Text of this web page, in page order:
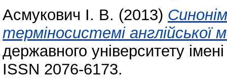
Асмукович І. В. (2013)
терміносистемі англійської
державного університету
ISSN 2076-6173.